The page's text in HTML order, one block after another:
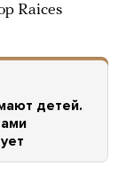
Raices
детей.